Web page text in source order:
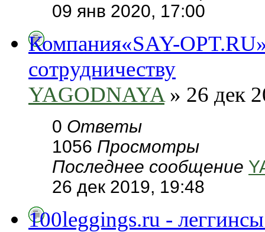
09 янв 2020, 17:00
Компания«SAY-
сотрудничеству
YAGODNAYA» 26 дек
0 Ответы
1056 Просмотры
Последнее сообщение
26 дек 2019, 19:48
100leggings.ru -